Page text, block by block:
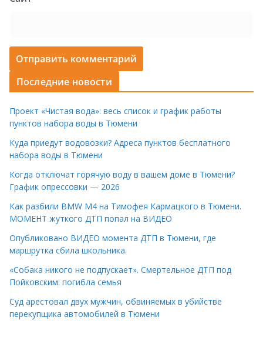
Последние новости
Проект «Чистая вода»: весь список и график работы
пунктов набора воды в Тюмени
Куда приедут водовозки? Адреса пунктов бесплатного
набора воды в Тюмени
Когда отключат горячую воду в вашем доме в Тюмени?
График опрессовки — 2026
Как разбили BMW M4 на Тимофея Кармацкого в Тюмени.
МОМЕНТ жуткого ДТП попал на ВИДЕО
Опубликовано ВИДЕО момента ДТП в Тюмени, где
маршрутка сбила школьника.
«Собака никого не подпускает». Смертельное ДТП под
Пойковским: погибла семья
Суд арестовал двух мужчин, обвиняемых в убийстве
перекупщика автомобилей в Тюмени